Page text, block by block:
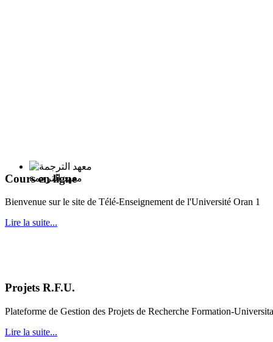
معهد الترجمة
Cours en ligne
Bienvenue sur le site de Télé-Enseignement de l'Université Oran 1
Lire la suite...
Projets R.F.U.
Plateforme de Gestion des Projets de Recherche Formation-
Lire la suite...